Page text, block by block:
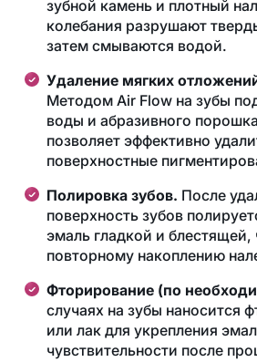
зубной камень и плотный
колебания разрушают
затем смываются водой.
Удаление мягких
Методом Air Flow на зубы
воды и абразивного
позволяет эффективно
поверхностные
Полировка зубов. После
поверхность зубов
эмаль гладкой и блестящей,
повторному накоплению
Фторирование (по
случаях на зубы наносится
или лак для укрепления
чувствительности после